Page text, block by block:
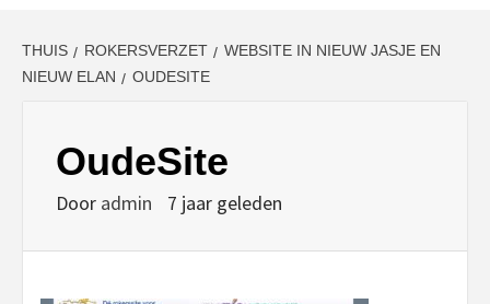
THUIS ROKERSVERZET
WEBSITE IN NIEUW JASJE EN
NIEUW ELAN
OUDESITE
OudeSite
Door admin 7 jaar geleden